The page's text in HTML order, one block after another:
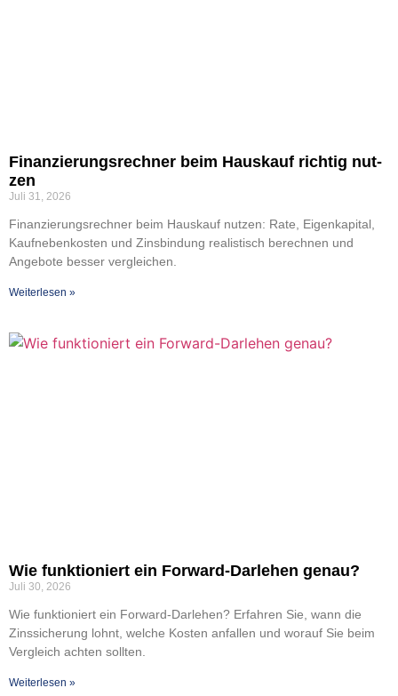
Finan­zie­rungs­rech­ner beim Haus­kauf rich­tig nut­
zen
Juli 31, 2026
Finan­zie­rungs­rech­ner beim Haus­kauf nut­zen: Rate, Eigen­ka­pi­tal,
Kauf­ne­ben­kos­ten und Zins­bin­dung rea­lis­tisch berech­nen und
Ange­bo­te bes­ser ver­glei­chen.
Wei­ter­le­sen »
Wie funk­tio­niert ein For­­ward-Dar­­le­hen genau?
Juli 30, 2026
Wie funk­tio­niert ein For­­ward-Dar­­le­hen? Erfah­ren Sie, wann die
Zins­si­che­rung lohnt, wel­che Kos­ten anfal­len und wor­auf Sie beim
Ver­gleich ach­ten soll­ten.
Wei­ter­le­sen »